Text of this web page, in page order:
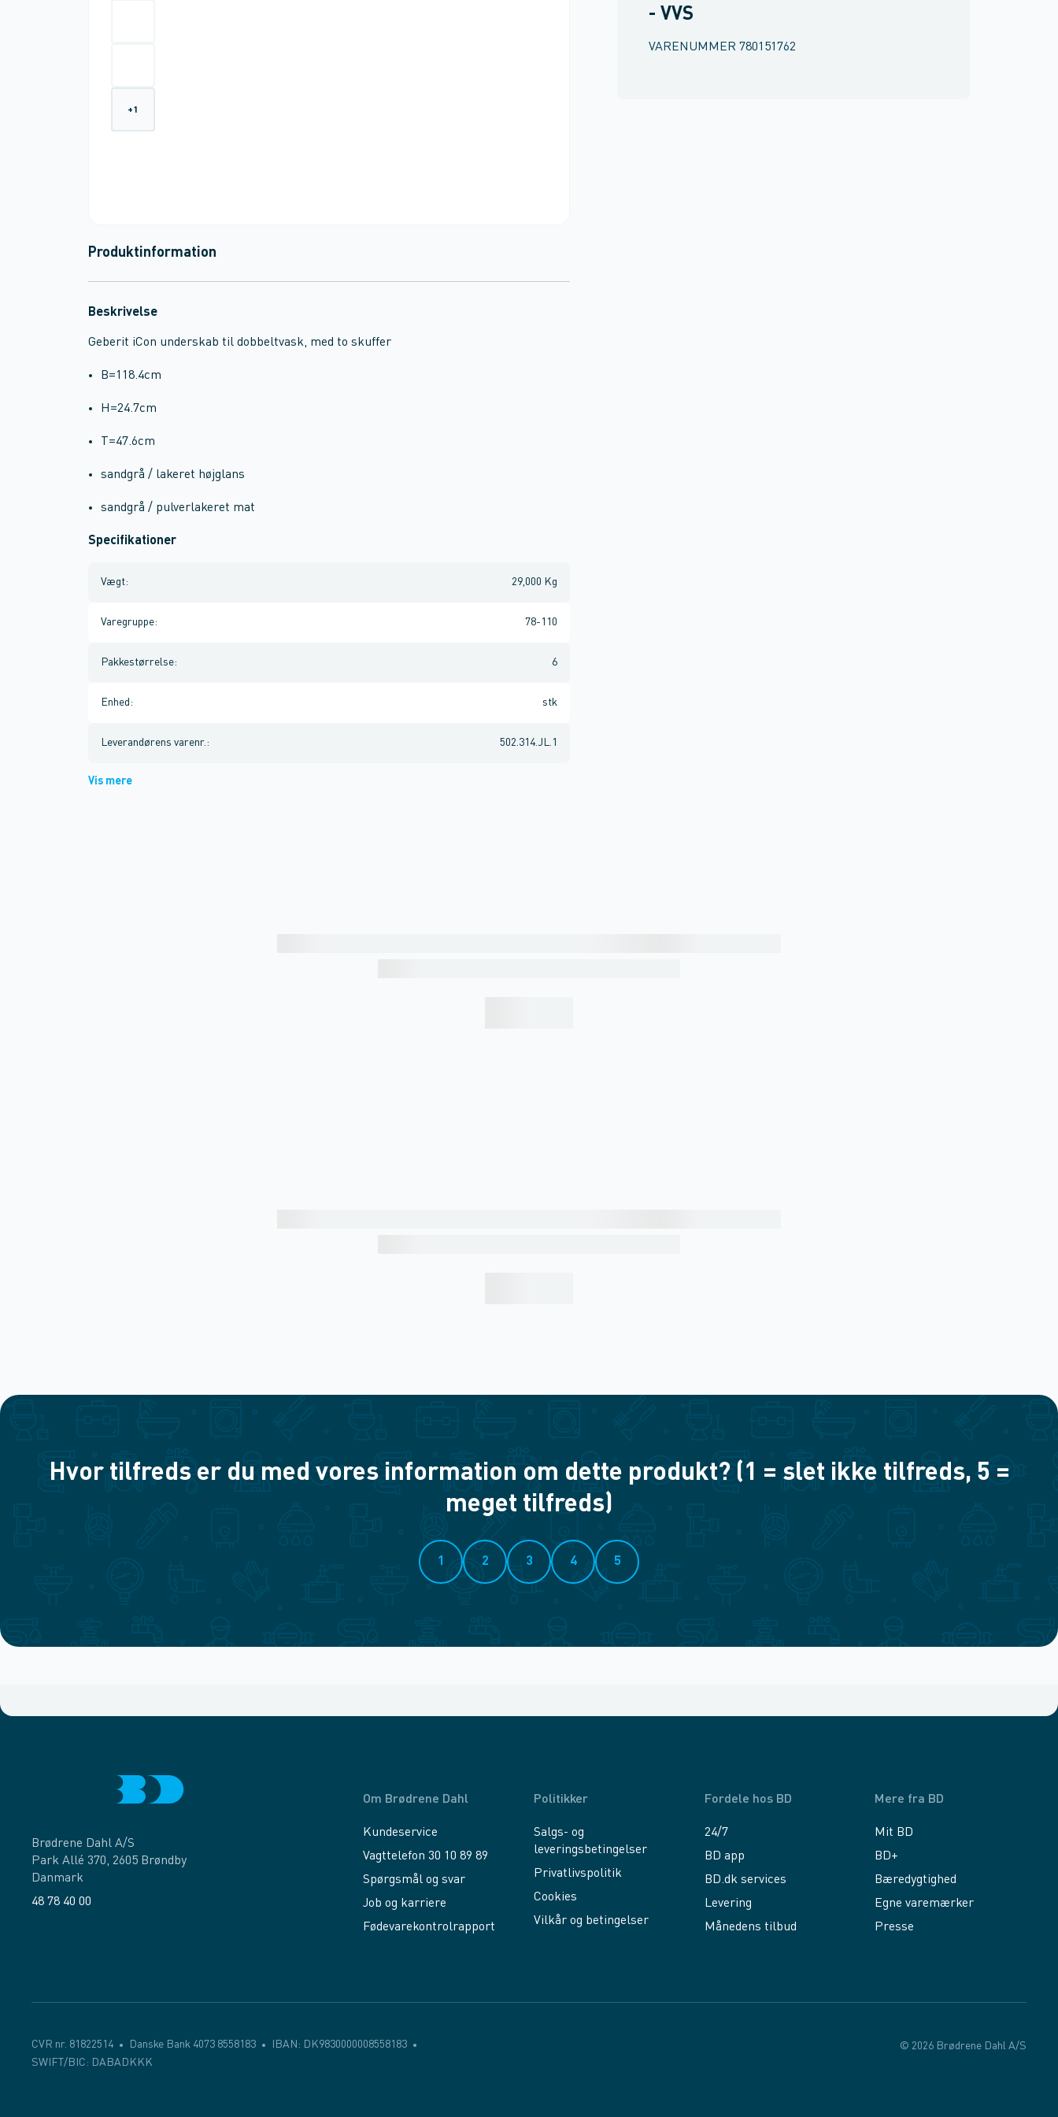
- VVS
VARENUMMER 780151762
+1
Produktinformation
Beskrivelse
Geberit iCon underskab til dobbeltvask, med to skuffer
B=118.4cm
H=24.7cm
T=47.6cm
sandgrå / lakeret højglans
sandgrå / pulverlakeret mat
Specifikationer
Vægt: 29,000 Kg
Varegruppe: 78-110
Pakkestørrelse: 6
Enhed : stk
Leverandørens varenr. : 502.314.JL.1
Vis mere
Hvor tilfreds er du med vores information om dette produkt? (1 = slet ikke tilfreds, 5 =
meget tilfreds)
1 2 3 4 5
Brødrene Dahl A/S
Park Allé 370, 2605 Brøndby
Danmark
48 78 40 00
Om Brødrene Dahl
Kundeservice
Vagttelefon 30 10 89 89
Spørgsmål og svar
Job og karriere
Fødevarekontrolrapport
Politikker
Salgs- og
leveringsbetingelser
Privatlivspolitik
Cookies
Vilkår og betingelser
Fordele hos BD
24/7
BD app
BD.dk services
Levering
Månedens tilbud
Mere fra BD
Mit BD
BD+
Bæredygtighed
Egne varemærker
Presse
CVR nr. 81822514 Danske Bank 4073 8558183
IBAN: DK9830000008558183
SWIFT/BIC: DABADKKK
© 2026 Brødrene Dahl A/S